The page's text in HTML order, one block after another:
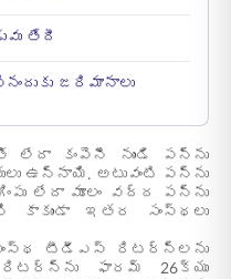
తేదీ
జరిమానాలు
కంపెనీ నుండి పన్ను
ఉన్నాయి. అటువంటి పన్ను
లేదా మూలం వద్ద పన్ను
కాకుండా ఇతర సంస్థలు
టీడీఎస్‌ రిటర్న్‌లను
ఫారమ్ 26క్యు